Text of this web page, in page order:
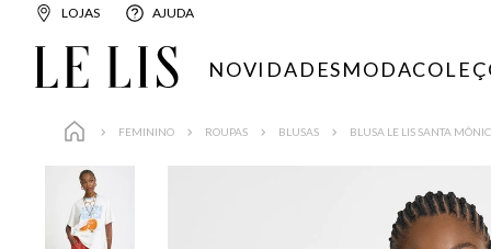
LOJAS AJUDA
NOVIDADESMODA
FEMININO ROUPAS BLUSAS BLUSA LE LIS SANTA